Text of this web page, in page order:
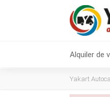
Alquiler de
Yakart